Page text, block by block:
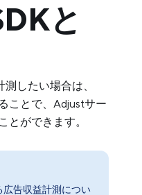
と
したい場合は、
ことで、Adjustサー
とができます。
告収益計測につい